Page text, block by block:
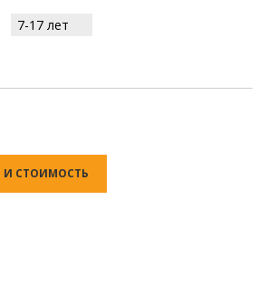
7-17 лет
И СТОИМОСТЬ